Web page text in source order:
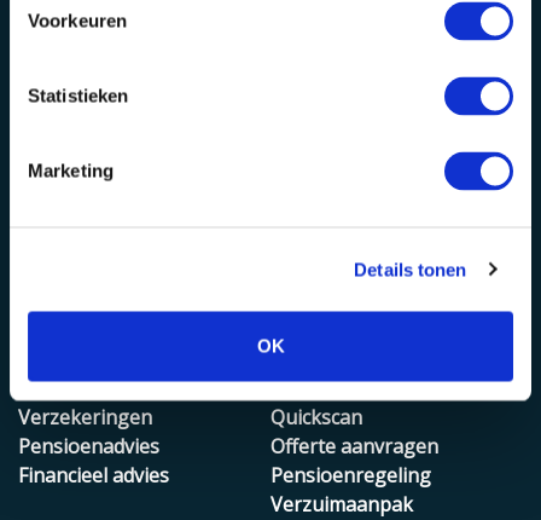
Voorkeuren
Statistieken
Marketing
Details tonen
OK
Rotterdam
info@vmdkoster.nl
Wij zijn aangesloten bij
Risicobeheer
Verzekeringen
Pensioenadvies
Financieel advies
Zakelijk
Verzekeren
Quickscan
Offerte aanvragen
Pensioenregeling
Verzuimaanpak